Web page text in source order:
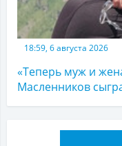
18:59, 6 августа 2026
«Теперь муж и
Масленников